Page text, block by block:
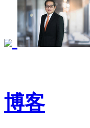
博客